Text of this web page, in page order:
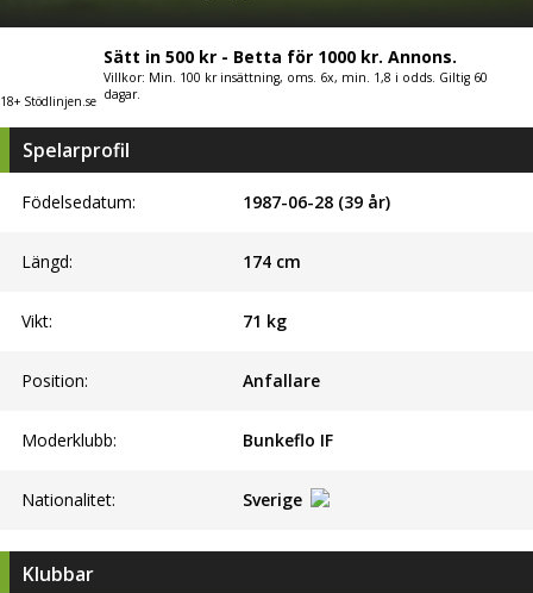
18+ Stödlinjen.se
Sätt in 500 kr - Betta för 1000 kr. Annons.
Villkor: Min. 100 kr insättning, oms. 6x, min. 1,8 i odds. Giltig 60
dagar.
Spelarprofil
Födelsedatum: 1987-06-28 (39 år)
Längd: 174cm
Vikt: 71 kg
Position: Anfallare
Moderklubb: Bunkeflo IF
Nationalitet: Sverige
Klubbar